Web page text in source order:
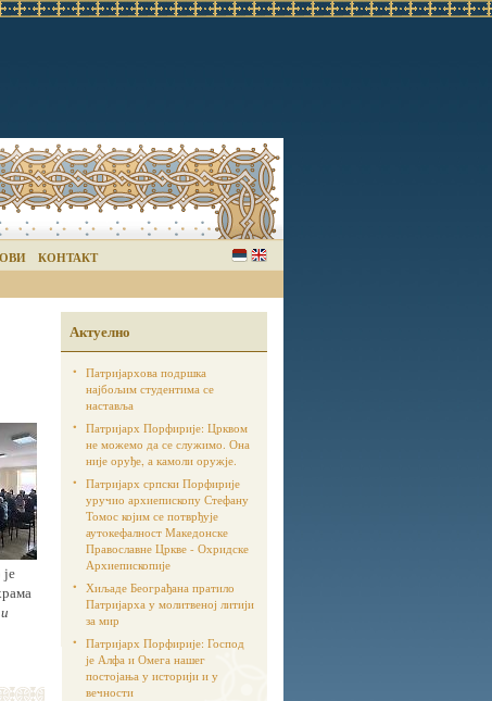
КОНТАКТ
Актуелно
Патријархова подршка
најбољим студентима се
наставља
Патријарх Порфирије: Црквом
не можемо да се служимо. Она
није оруђе, а камоли оружје.
Патријарх српски Порфирије
уручио архиепископу Стефану
Томос којим се потврђује
аутoкефалност Македонске
Православне Цркве - Охридске
Архиепископије
Хиљаде Београђана пратило
Патријарха у молитвеној литији
за мир
Патријарх Порфирије: Господ
је Алфа и Омега нашег
постојања у историји и у
вечности